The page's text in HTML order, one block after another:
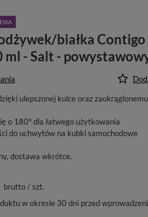
białka Contigo
ml - Salt -
ulepszonej kulce oraz
o 180° dla łatwego użytkowania
do uchwytów na kubki samochodowe
dostawa wkrótce
brutto/szt.
w okresie 30 dni przed